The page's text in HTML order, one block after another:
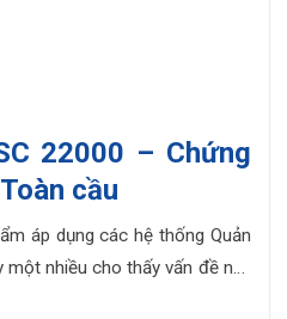
22000 – Chứng
cầu
áp dụng các hệ thống Quản
nhiều cho thấy vấn đề này
hết mọi Quốc gia. Trong số